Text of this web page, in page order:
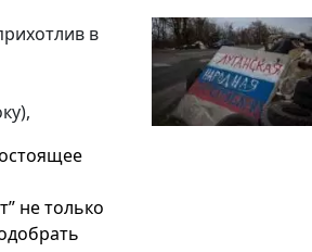
в
не только